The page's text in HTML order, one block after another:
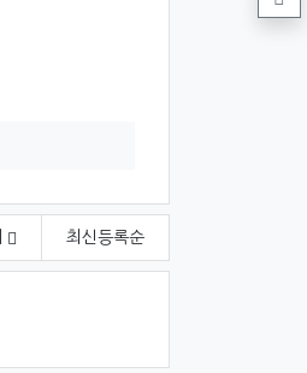
최신 등록순